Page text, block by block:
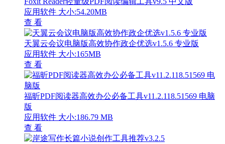
应用软件 大小:54.20MB
查 看
天翼云会议电脑版高效协作政企优选v1.5.6 专业版
应用软件 大小:165MB
查 看
福昕PDF阅读器高效办公必备工具v11.2.118.51569 电脑
版
应用软件 大小:186.79 MB
查 看